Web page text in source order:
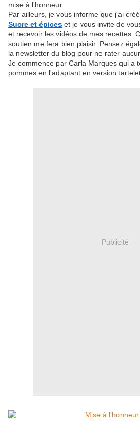
mise à l'honneur.
Par ailleurs, je vous informe que j'ai
Sucre et épices et je vous invite de
et recevoir les vidéos de mes recettes.
soutien me fera bien plaisir. Pensez
la newsletter du blog pour ne rater
Je commence par Carla Marques qui a
pommes en l'adaptant en version
Publicité